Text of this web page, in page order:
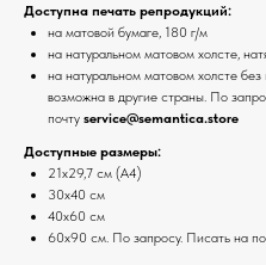
Доступна печать репродукций:
на матовой бумаге, 180 г/м
на натуральном матовом холсте,
на натуральном матовом холсте
возможна в другие страны. По
почту service@semantica.store
Доступные размеры:
21х29,7 см (А4)
30х40 см
40х60 см
60х90 см. По запросу. Писать на